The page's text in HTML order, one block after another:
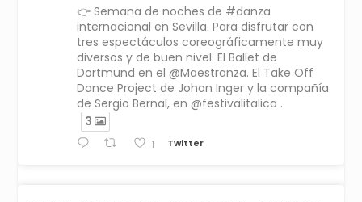
👉 Semana de noches de #danza
internacional en Sevilla. Para disfrutar con
tres espectáculos coreográficamente muy
diversos y de buen nivel. El Ballet de
Dortmund en el @Maestranza. El Take Off
Dance Project de Johan Inger y la compañía
de Sergio Bernal, en @festivalitalica .
3
1 Twitter